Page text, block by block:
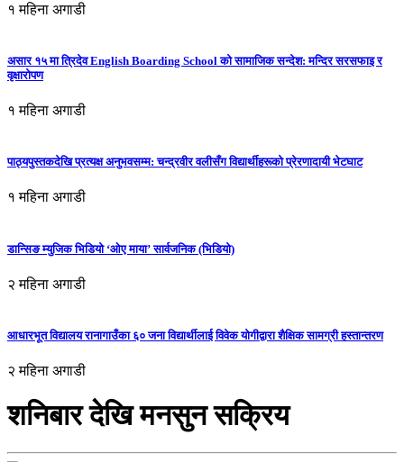
१ महिना अगाडी
असार १५ मा त्रिदेव English Boarding School को सामाजिक सन्देश: मन्दिर सरसफाइ र
वृक्षारोपण
१ महिना अगाडी
पाठ्यपुस्तकदेखि प्रत्यक्ष अनुभवसम्म: चन्द्रवीर वलीसँग विद्यार्थीहरूको प्रेरणादायी भेटघाट
१ महिना अगाडी
डान्सिङ म्युजिक भिडियो ‘ओए माया’ सार्वजनिक (भिडियो)
२ महिना अगाडी
आधारभूत विद्यालय रानागाउँका ६० जना विद्यार्थीलाई विवेक योगीद्वारा शैक्षिक सामग्री हस्तान्तरण
२ महिना अगाडी
शनिबार देखि मनसुन सक्रिय